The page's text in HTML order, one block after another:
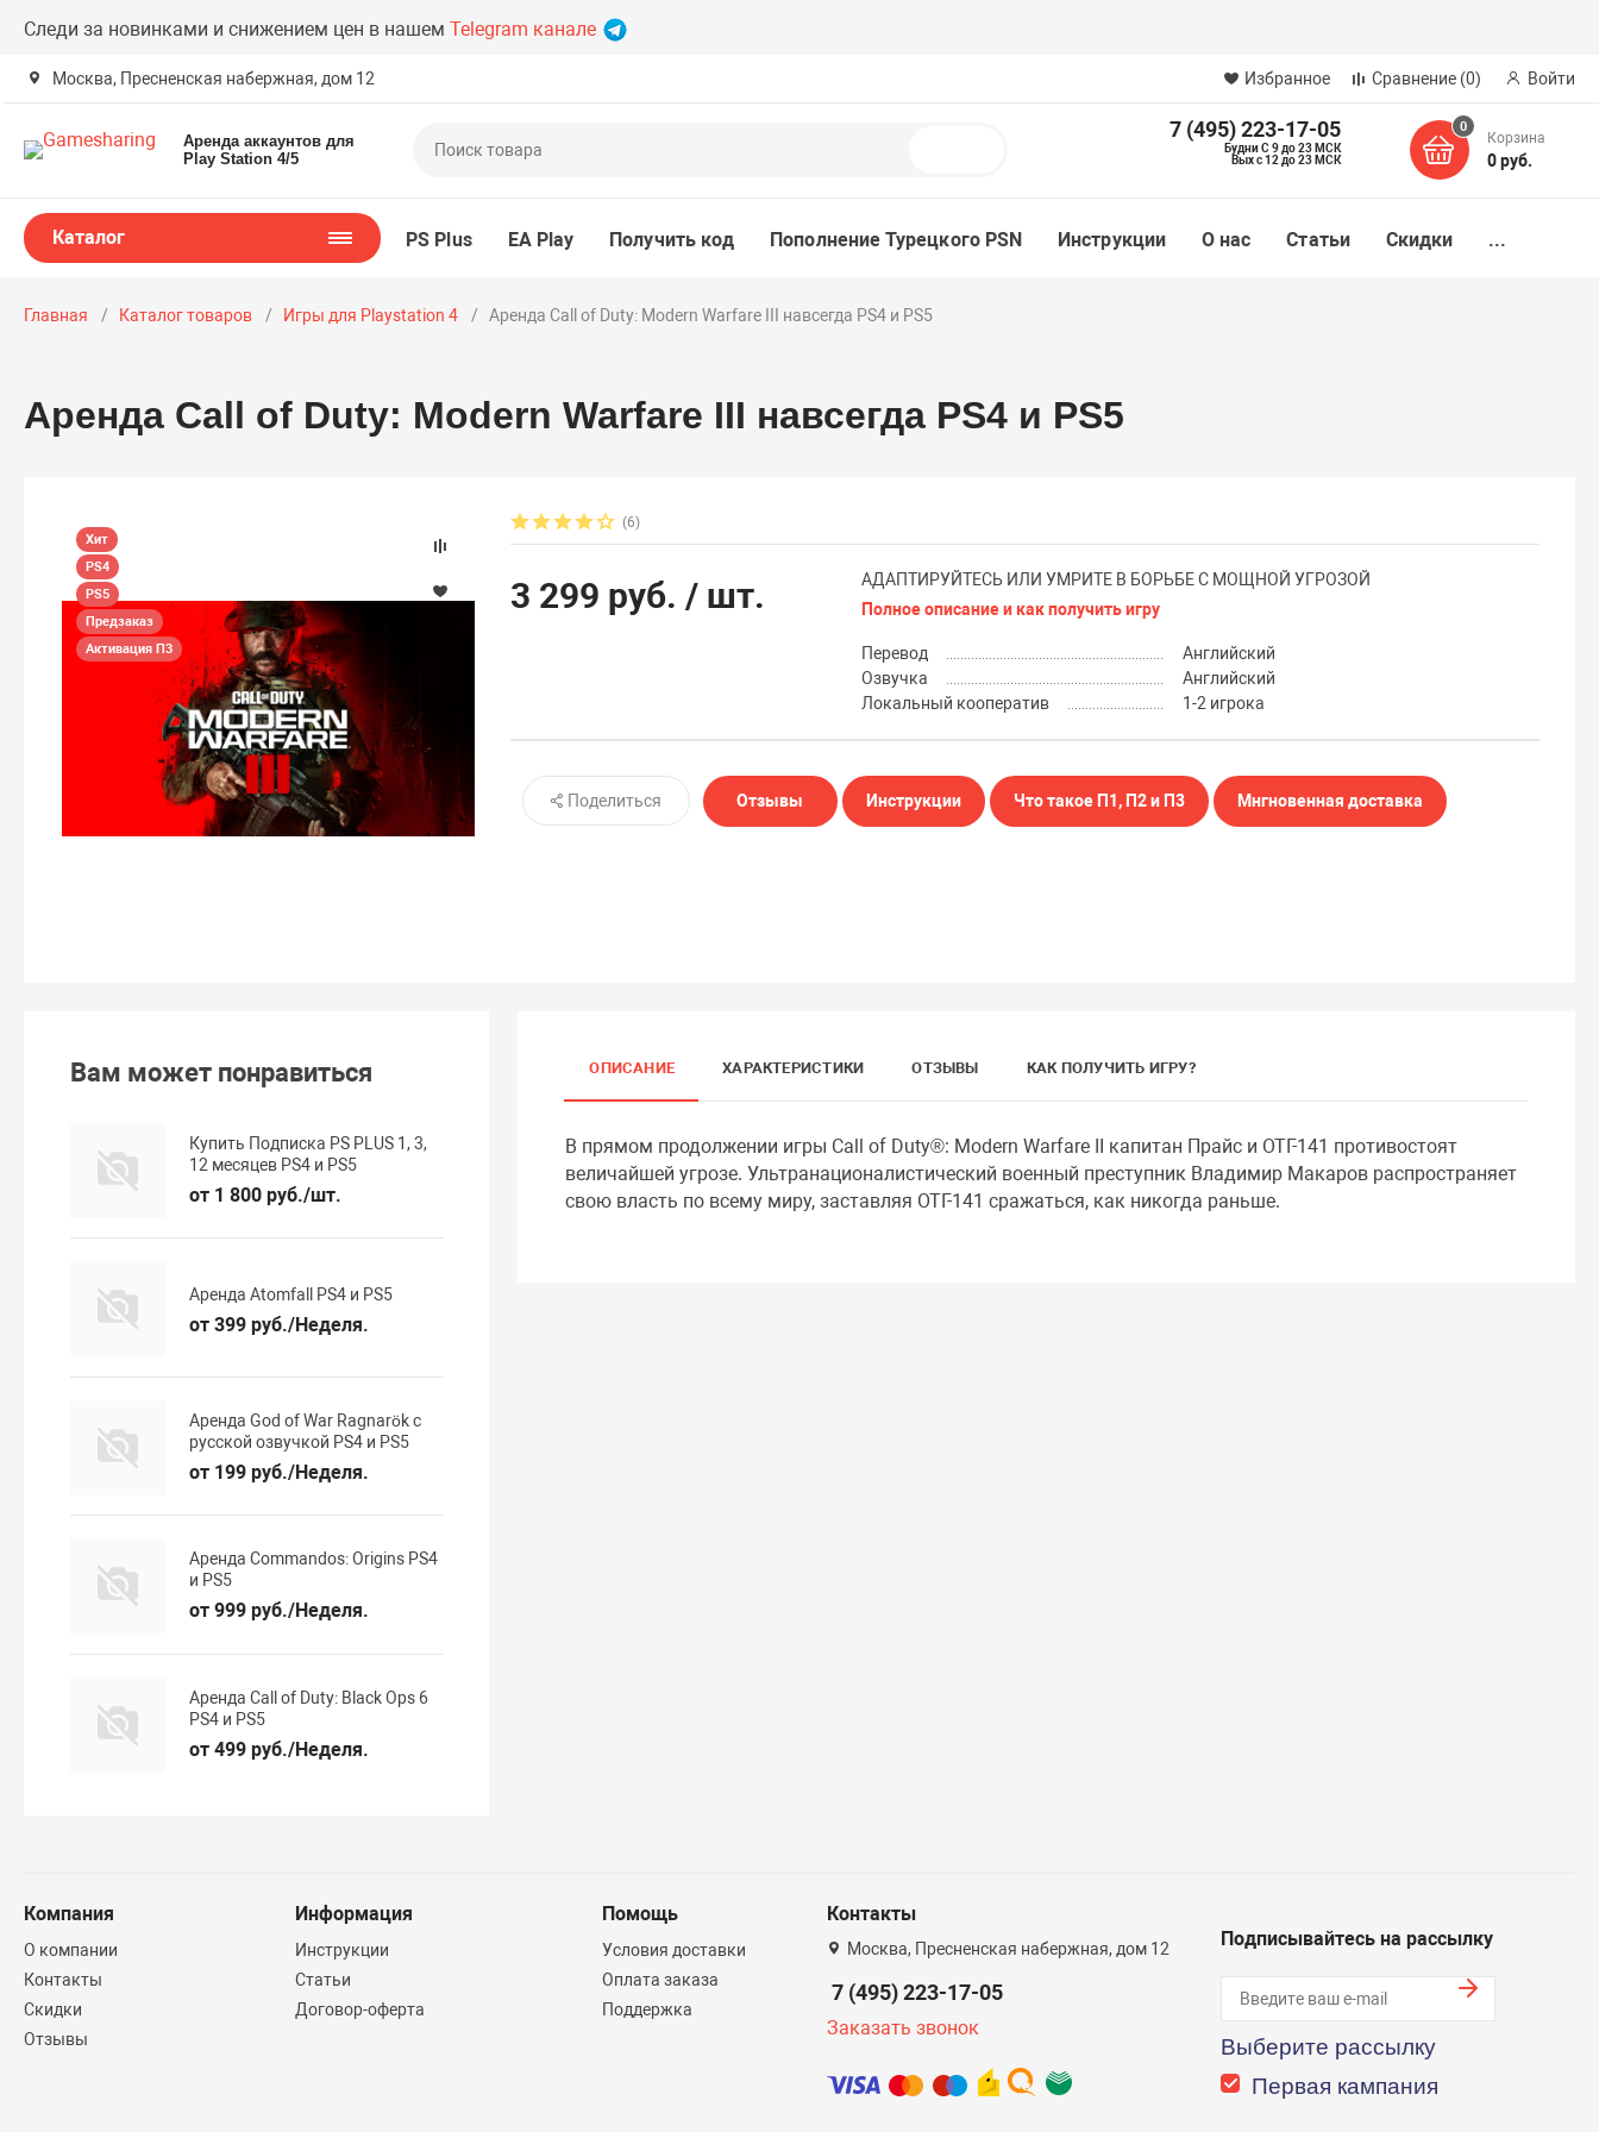
Следи за новинками и снижением цен в нашемTelegram канале
Москва, Пресненская набержная, дом 12 Избранное Сравнение (0) Войти
Аренда аккаунтов для
Play Station 4/5
7 (495) 223-17-05
Будни С 9 до 23 МСК
Вых с 12 до 23 МСК
0
Корзина
0 руб.
Каталог PS Plus EA Play Получить код Пополнение Турецкого PSN Инструкции О нас Статьи Скидки ...
Главная Каталог товаров Игры для Playstation 4 Аренда Call of Duty: Modern Warfare III навсегда PS4 и PS5
Аренда Call of Duty: Modern Warfare III навсегда PS4 и PS5
Хит
PS4
PS5
Предзаказ
Активация П3
(6)
3 299 руб. / шт.
АДАПТИРУЙТЕСЬ ИЛИ УМРИТЕ В БОРЬБЕ С МОЩНОЙ УГРОЗОЙ
Полное описание и как получить игру
Перевод
Английский
Озвучка
Английский
Локальный кооператив
1-2 игрока
Отзывы Инструкции Что такое П1, П2 и П3 Мнгновенная доставка
Поделиться
ОПИСАНИЕ ХАРАКТЕРИСТИКИ ОТЗЫВЫ КАК ПОЛУЧИТЬ ИГРУ?
В прямом продолжении игры Call of Duty®: Modern Warfare II капитан Прайс и ОТГ-141 противостоят
величайшей угрозе. Ультранационалистический военный преступник Владимир Макаров распространяет
свою власть по всему миру, заставляя ОТГ-141 сражаться, как никогда раньше.
Вам может понравиться
Купить Подписка PS PLUS 1, 3,
12 месяцев PS4 и PS5
от 1 800 руб./шт.
Аренда Atomfall PS4 и PS5
от 399 руб./Неделя.
Аренда God of War Ragnarök с
русской озвучкой PS4 и PS5
от 199 руб./Неделя.
Аренда Commandos: Origins PS4
и PS5
от 999 руб./Неделя.
Аренда Call of Duty: Black Ops 6
PS4 и PS5
от 499 руб./Неделя.
Компания
О компании
Контакты
Скидки
Отзывы
Информация
Инструкции
Статьи
Договор-оферта
Помощь
Условия доставки
Оплата заказа
Поддержка
Контакты
Москва, Пресненская набержная, дом 12
7 (495) 223-17-05
Заказать звонок
Подписывайтесь на рассылку
Выберите рассылку
Первая кампания